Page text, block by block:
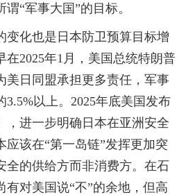
“军事大国”的目标。
变化也是日本防卫预算目标增
在2025年1月，美国总统特朗普
美日同盟承担更多责任，军事
3.5%以上。2025年底美国发布
，进一步明确日本在亚洲安全
应该在“第一岛链”发挥更加突
全的供给方而非消费方。在石
有对美国说“不”的余地，但高